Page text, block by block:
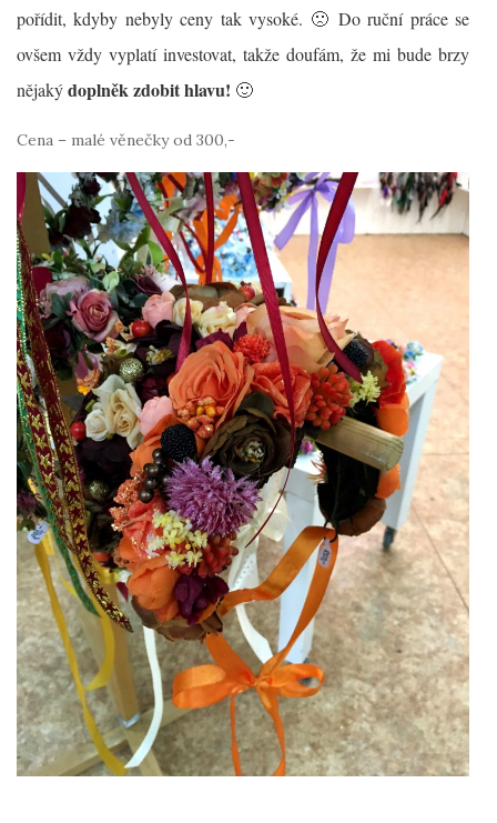
pořídit, kdyby nebyly ceny tak vysoké. 🙁 Do ruční práce se
ovšem vždy vyplatí investovat, takže doufám, že mi bude brzy
nějakýdoplněk zdobit hlavu! 🙂
Cena – malé věnečky od 300,-